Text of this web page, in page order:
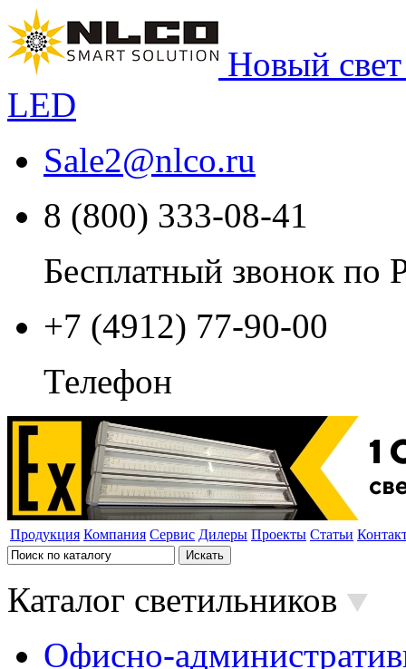
Новый
LED
Sale2@nlco.ru
8 (800) 333-08-41
Бесплатный звонок по
+7 (4912) 77-90-00
Телефон
Продукция Компания Сервис Дилеры Проекты Статьи
Каталог светильников
Офисно-